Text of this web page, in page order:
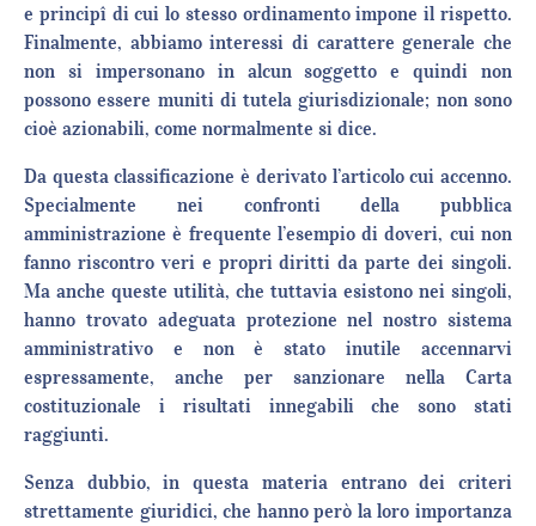
e principî di cui lo stesso ordinamento impone il rispetto.
Finalmente, abbiamo interessi di carattere generale che
non si impersonano in alcun soggetto e quindi non
possono essere muniti di tutela giurisdizionale; non sono
cioè azionabili, come normalmente si dice.
Da questa classificazione è derivato l’articolo cui accenno.
Specialmente nei confronti della pubblica
amministrazione è frequente l’esempio di doveri, cui non
fanno riscontro veri e propri diritti da parte dei singoli.
Ma anche queste utilità, che tuttavia esistono nei singoli,
hanno trovato adeguata protezione nel nostro sistema
amministrativo e non è stato inutile accennarvi
espressamente, anche per sanzionare nella Carta
costituzionale i risultati innegabili che sono stati
raggiunti.
Senza dubbio, in questa materia entrano dei criteri
strettamente giuridici, che hanno però la loro importanza